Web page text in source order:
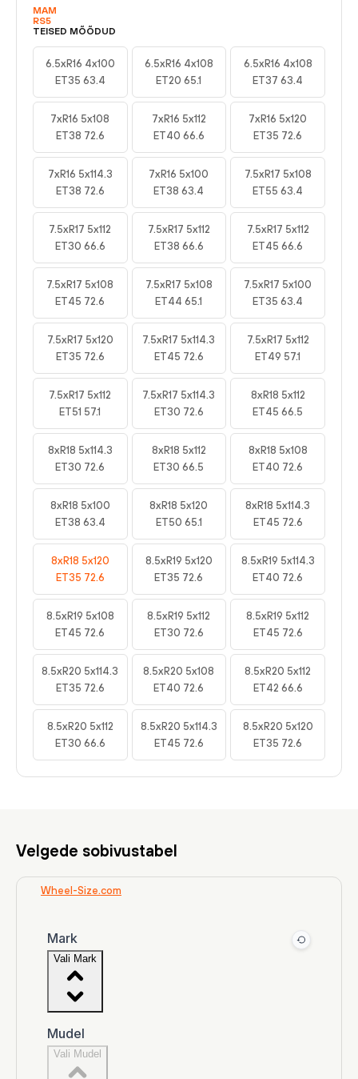
MAM
RS5
TEISED MÕÕDUD
6.5xR16 4x100
ET35 63.4
6.5xR16 4x108
ET20 65.1
6.5xR16 4x108
ET37 63.4
7xR16 5x108
ET38 72.6
7xR16 5x112
ET40 66.6
7xR16 5x120
ET35 72.6
7xR16 5x114.3
ET38 72.6
7xR16 5x100
ET38 63.4
7.5xR17 5x108
ET55 63.4
7.5xR17 5x112
ET30 66.6
7.5xR17 5x112
ET38 66.6
7.5xR17 5x112
ET45 66.6
7.5xR17 5x108
ET45 72.6
7.5xR17 5x108
ET44 65.1
7.5xR17 5x100
ET35 63.4
7.5xR17 5x120
ET35 72.6
7.5xR17 5x114.3
ET45 72.6
7.5xR17 5x112
ET49 57.1
7.5xR17 5x112
ET51 57.1
7.5xR17 5x114.3
ET30 72.6
8xR18 5x112
ET45 66.5
8xR18 5x114.3
ET30 72.6
8xR18 5x112
ET30 66.5
8xR18 5x108
ET40 72.6
8xR18 5x100
ET38 63.4
8xR18 5x120
ET50 65.1
8xR18 5x114.3
ET45 72.6
8xR18 5x120
ET35 72.6
8.5xR19 5x120
ET35 72.6
8.5xR19 5x114.3
ET40 72.6
8.5xR19 5x108
ET45 72.6
8.5xR19 5x112
ET30 72.6
8.5xR19 5x112
ET45 72.6
8.5xR20 5x114.3
ET35 72.6
8.5xR20 5x108
ET40 72.6
8.5xR20 5x112
ET42 66.6
8.5xR20 5x112
ET30 66.6
8.5xR20 5x114.3
ET45 72.6
8.5xR20 5x120
ET35 72.6
Velgede sobivustabel
Wheel-Size.com